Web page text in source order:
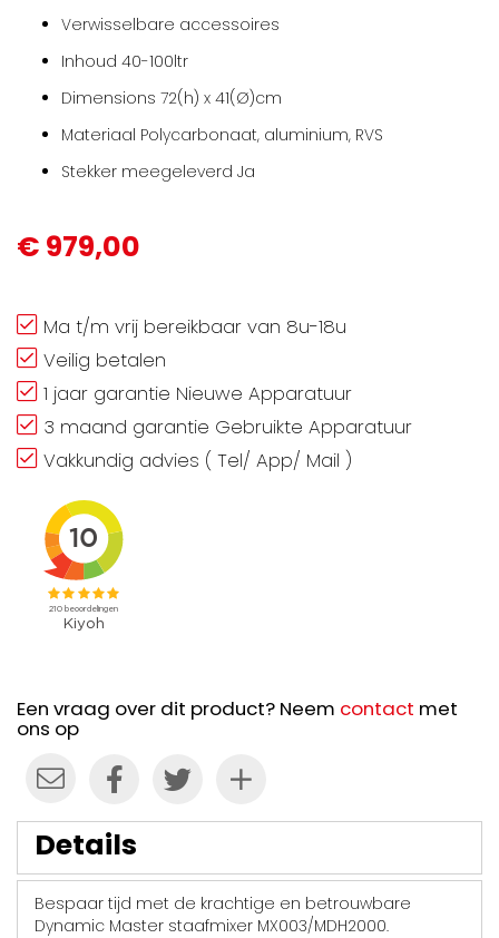
Verwisselbare accessoires
Inhoud 40-100ltr
Dimensions 72(h) x 41(Ø)cm
Materiaal Polycarbonaat, aluminium, RVS
Stekker meegeleverd Ja
€ 979,00
Ma t/m vrij bereikbaar van 8u-18u
Veilig betalen
1 jaar garantie Nieuwe Apparatuur
3 maand garantie Gebruikte Apparatuur
Vakkundig advies ( Tel/ App/ Mail )
Een vraag over dit product? Neem contact met
ons op
Details
Bespaar tijd met de krachtige en betrouwbare
Dynamic Master staafmixer MX003/MDH2000.